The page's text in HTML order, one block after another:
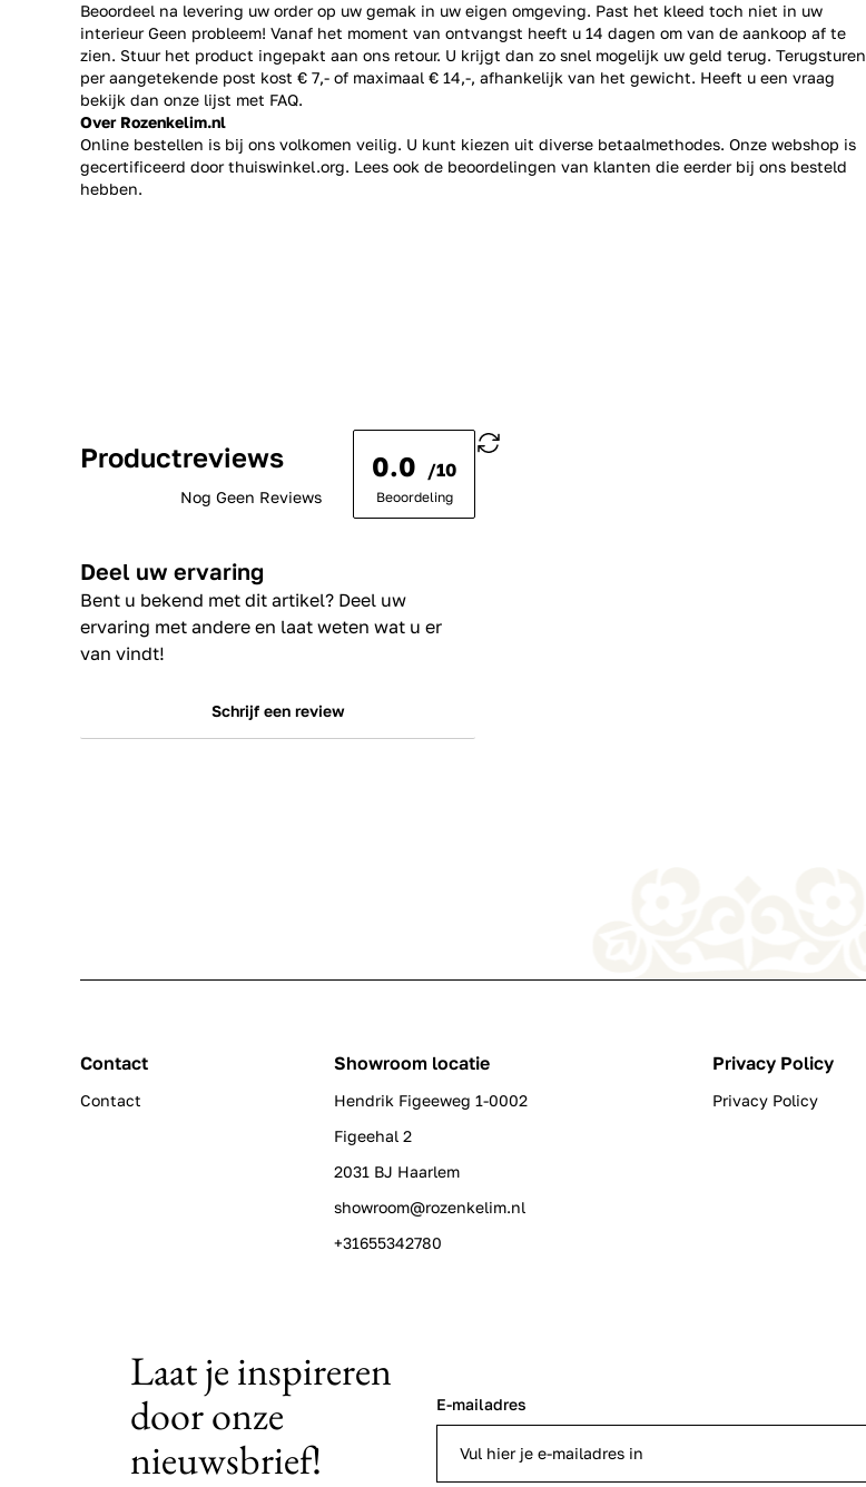
Beoordeel na levering uw order op uw gemak in uw eigen omgeving. Past het kleed toch niet in uw
interieur Geen probleem! Vanaf het moment van ontvangst heeft u 14 dagen om van de aankoop af te
zien. Stuur het product ingepakt aan ons retour. U krijgt dan zo snel mogelijk uw geld terug. Terugsturen
per aangetekende post kost € 7,- of maximaal € 14,-, afhankelijk van het gewicht. Heeft u een vraag
bekijk dan onze lijst met FAQ.
Over Rozenkelim.nl
Online bestellen is bij ons volkomen veilig. U kunt kiezen uit diverse betaalmethodes. Onze webshop is
gecertificeerd door thuiswinkel.org. Lees ook de beoordelingen van klanten die eerder bij ons besteld
hebben.
Productreviews
Nog Geen Reviews
0.0 /10
Beoordeling
Deel uw ervaring
Bent u bekend met dit artikel? Deel uw
ervaring met andere en laat weten wat u er
van vindt!
Schrijf een review
Contact
Contact
Showroom locatie
Hendrik Figeeweg 1-0002
Figeehal 2
2031 BJ Haarlem
showroom@rozenkelim.nl
+31655342780
Privacy Policy
Privacy Policy
Laat je inspireren
door onze
nieuwsbrief!
E-mailadres